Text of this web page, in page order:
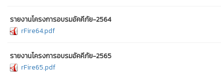
รายงานโครงการอบรมอัคคีภัย-2564
rFire64.pdf
รายงานโครงการอบรมอัคคีภัย-2565
rFire65.pdf